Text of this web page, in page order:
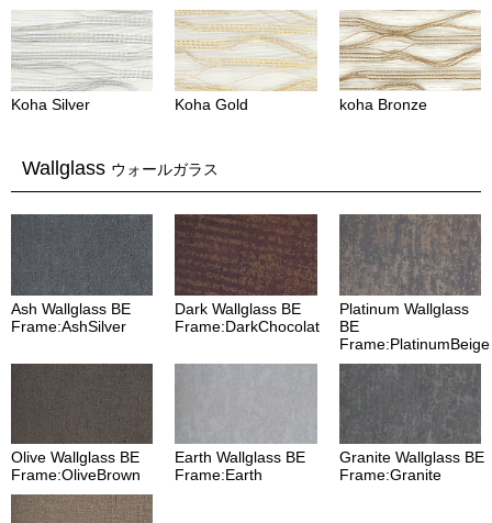
Koha Silver Koha Gold koha Bronze
Wallglass ウォールガラス
Ash Wallglass BE
Frame:AshSilver
Dark Wallglass BE
Frame:DarkChocolat
Platinum Wallglass
BE
Frame:PlatinumBeige
Olive Wallglass BE
Frame:OliveBrown
Earth Wallglass BE
Frame:Earth
Granite Wallglass BE
Frame:Granite